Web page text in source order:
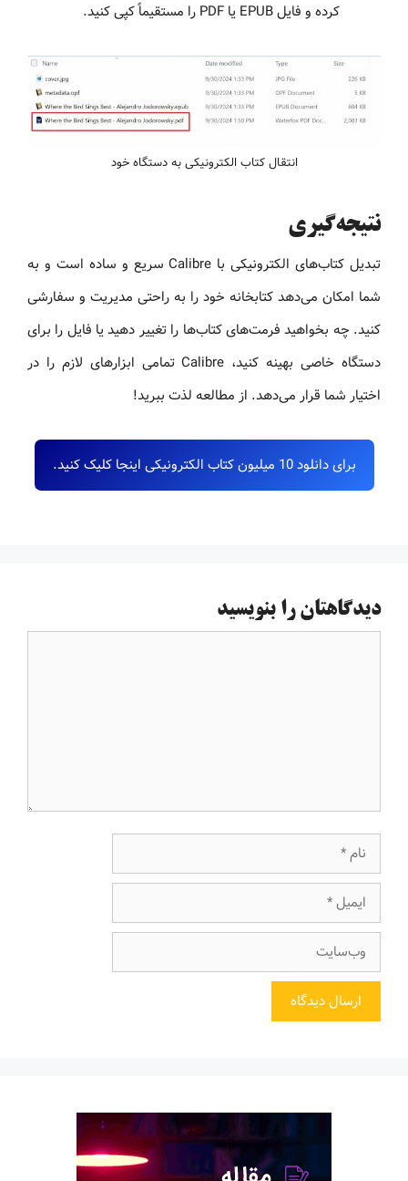
کرده و فایل EPUB یا PDF را مستقیماً کپی کنید.
انتقال کتاب الکترونیکی به دستگاه خود
نتیجه‌گیری
تبدیل کتاب‌های الکترونیکی با Calibre سریع و ساده است و به
شما امکان می‌دهد کتابخانه خود را به راحتی مدیریت و سفارشی
کنید. چه بخواهید فرمت‌های کتاب‌ها را تغییر دهید یا فایل را برای
دستگاه خاصی بهینه کنید، Calibre تمامی ابزارهای لازم را در
اختیار شما قرار می‌دهد. از مطالعه لذت ببرید!
برای دانلود 10 میلیون کتاب الکترونیکی اینجا کلیک کنید.
دیدگاهتان را بنویسید
ایمیل
وب‌سایت